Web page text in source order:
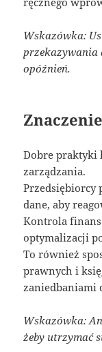
Wskazówka:
przekazywania
opóźnień.
Dobre praktyki
zarządzania.
dane, aby
Kontrola
optymalizacji
To również
prawnych i
zaniedbaniami
Wskazówka:
żeby utrzymać